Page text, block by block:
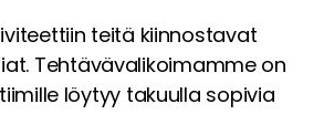
teitä kiinnostavat
Tehtävävalikoimamme on
löytyy takuulla sopivia